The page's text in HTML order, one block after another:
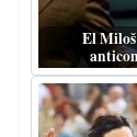
El